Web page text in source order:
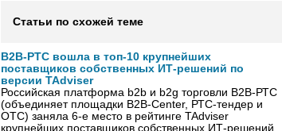
Статьи по схожей теме
B2B-РТС вошла в топ-10 крупнейших
поставщиков собственных ИТ-решений по
версии TAdviser
Российская платформа b2b и b2g торговли B2B-РТС
(объединяет площадки B2B-Center, РТС-тендер и
OTC) заняла 6-е место в рейтинге TAdviser
крупнейших поставщиков собственных ИТ-решений